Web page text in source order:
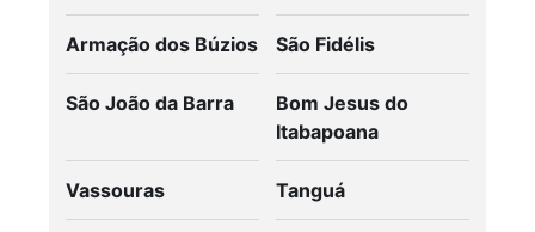
Armação dos Búzios São Fidélis
São João da Barra
Bom Jesus do
Itabapoana
Vassouras Tanguá